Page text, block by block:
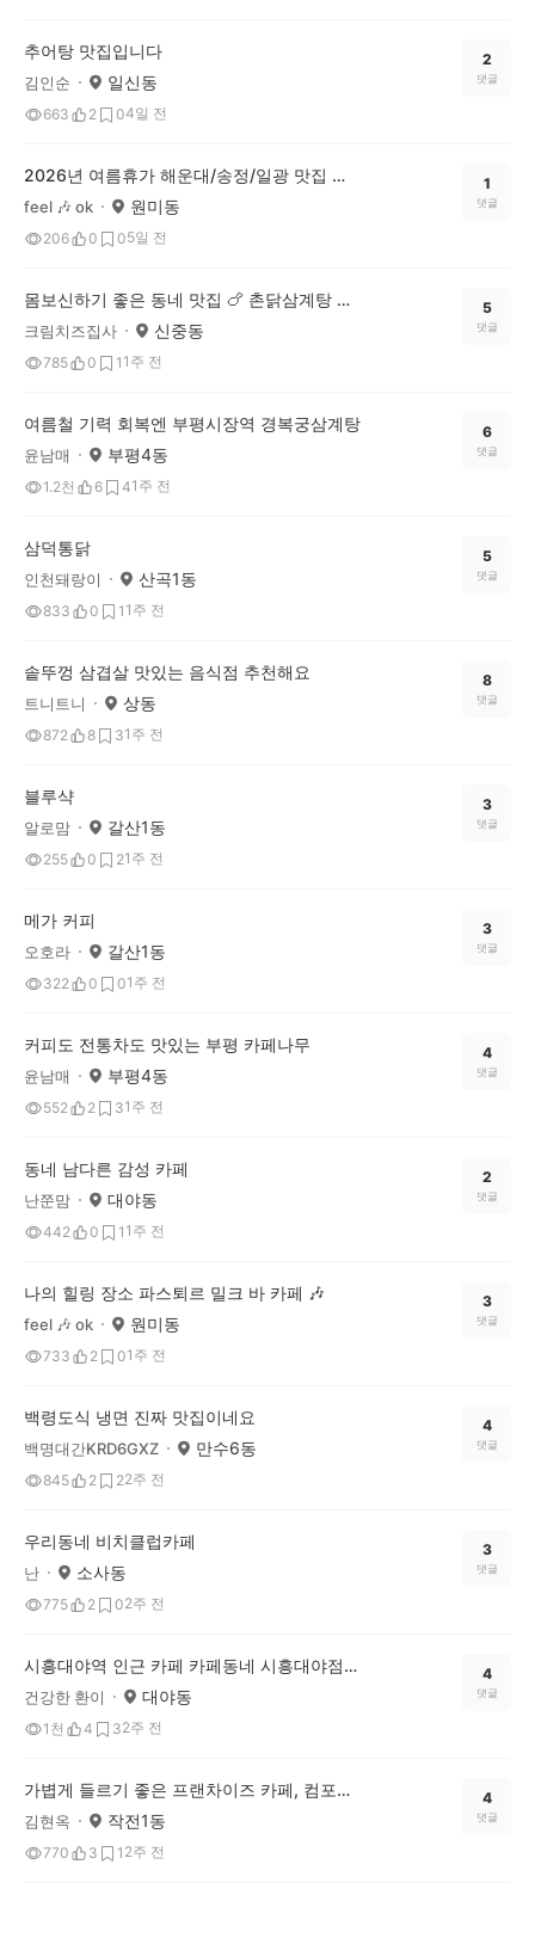
추어탕 맛집입니다
김인순 일신동
663 2 04일 전
2
댓글
2026년 여름휴가 해운대/송정/일광 맛집 투어 go go 🎶
feel 🎶 ok 원미동
206 0 05일 전
1
댓글
몸보신하기 좋은 동네 맛집 🍗 촌닭삼계탕 소개해요
크림치즈집사 신중동
785 0 1 1주 전
5
댓글
여름철 기력 회복엔 부평시장역 경복궁삼계탕
윤남매 부평4동
1.2천 6 41주 전
6
댓글
삼덕통닭
인천돼랑이 산곡1동
833 0 1 1주 전
5
댓글
솥뚜껑 삼겹살 맛있는 음식점 추천해요
트니트니 상동
872 8 31주 전
8
댓글
블루샥
알로맘 갈산1동
255 0 21주 전
3
댓글
메가 커피
오호라 갈산1동
322 0 01주 전
3
댓글
커피도 전통차도 맛있는 부평 카페나무
윤남매 부평4동
552 2 31주 전
4
댓글
동네 남다른 감성 카페
난쭌맘 대야동
442 0 1 1주 전
2
댓글
나의 힐링 장소 파스퇴르 밀크 바 카페 🎶
feel 🎶 ok 원미동
733 2 01주 전
3
댓글
백령도식 냉면 진짜 맛집이네요
백명대간KRD6GXZ 만수6동
845 2 22주 전
4
댓글
우리동네 비치클럽카페
난 소사동
775 2 02주 전
3
댓글
시흥대야역 인근 카페 카페동네 시흥대야점을 소개합니다
건강한 환이 대야동
1천 4 32주 전
4
댓글
가볍게 들르기 좋은 프랜차이즈 카페, 컴포즈커피 방문 후기
김현옥 작전1동
770 3 1 2주 전
4
댓글